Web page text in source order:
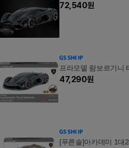
72,540원
프라모델 람보르기니
47,290원
[푸른솔]아카데미 1대